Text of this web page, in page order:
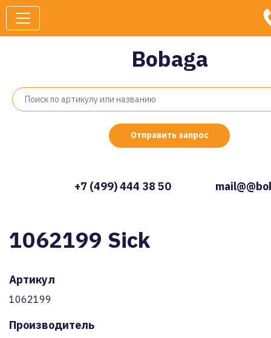
Bobaga
Отправить запрос
+7 (499) 444 38 50
1062199 Sick
Артикул
1062199
Производитель